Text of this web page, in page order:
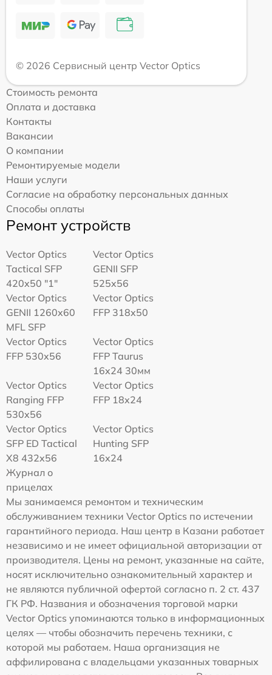
© 2026 Сервисный центр Vector Optics
Стоимость ремонта
Оплата и доставка
Контакты
Вакансии
О компании
Ремонтируемые модели
Наши услуги
Согласие на обработку персональных данных
Способы оплаты
Ремонт устройств
Vector Optics
Tactical SFP
420x50 "1"
Vector Optics
GENII SFP
525x56
Vector Optics
GENII 1260x60
MFL SFP
Vector Optics
FFP 318x50
Vector Optics
FFP 530x56
Vector Optics
FFP Taurus
16x24 30мм
Vector Optics
Ranging FFP
530x56
Vector Optics
FFP 18x24
Vector Optics
SFP ED Tactical
X8 432x56
Vector Optics
Hunting SFP
16x24
Журнал о
прицелах
Мы занимаемся ремонтом и техническим
обслуживанием техники Vector Optics по истечении
гарантийного периода. Наш центр в Казани работает
независимо и не имеет официальной авторизации от
производителя. Цены на ремонт, указанные на сайте,
носят исключительно ознакомительный характер и
не являются публичной офертой согласно п. 2 ст. 437
ГК РФ. Названия и обозначения торговой марки
Vector Optics упоминаются только в информационных
целях — чтобы обозначить перечень техники, с
которой мы работаем. Наша организация не
аффилирована с владельцами указанных товарных